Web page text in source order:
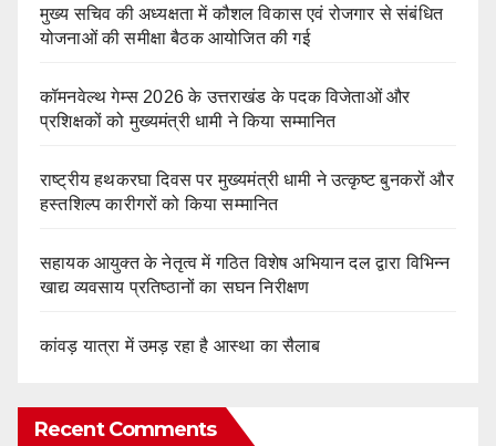
मुख्य सचिव की अध्यक्षता में कौशल विकास एवं रोजगार से संबंधित
योजनाओं की समीक्षा बैठक आयोजित की गई
कॉमनवेल्थ गेम्स 2026 के उत्तराखंड के पदक विजेताओं और
प्रशिक्षकों को मुख्यमंत्री धामी ने किया सम्मानित
राष्ट्रीय हथकरघा दिवस पर मुख्यमंत्री धामी ने उत्कृष्ट बुनकरों और
हस्तशिल्प कारीगरों को किया सम्मानित
सहायक आयुक्त के नेतृत्व में गठित विशेष अभियान दल द्वारा विभिन्न
खाद्य व्यवसाय प्रतिष्ठानों का सघन निरीक्षण
कांवड़ यात्रा में उमड़ रहा है आस्था का सैलाब
Recent Comments